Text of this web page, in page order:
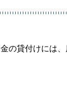
の貸付けには、